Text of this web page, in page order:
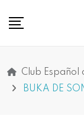
Club Español
BUKA DE